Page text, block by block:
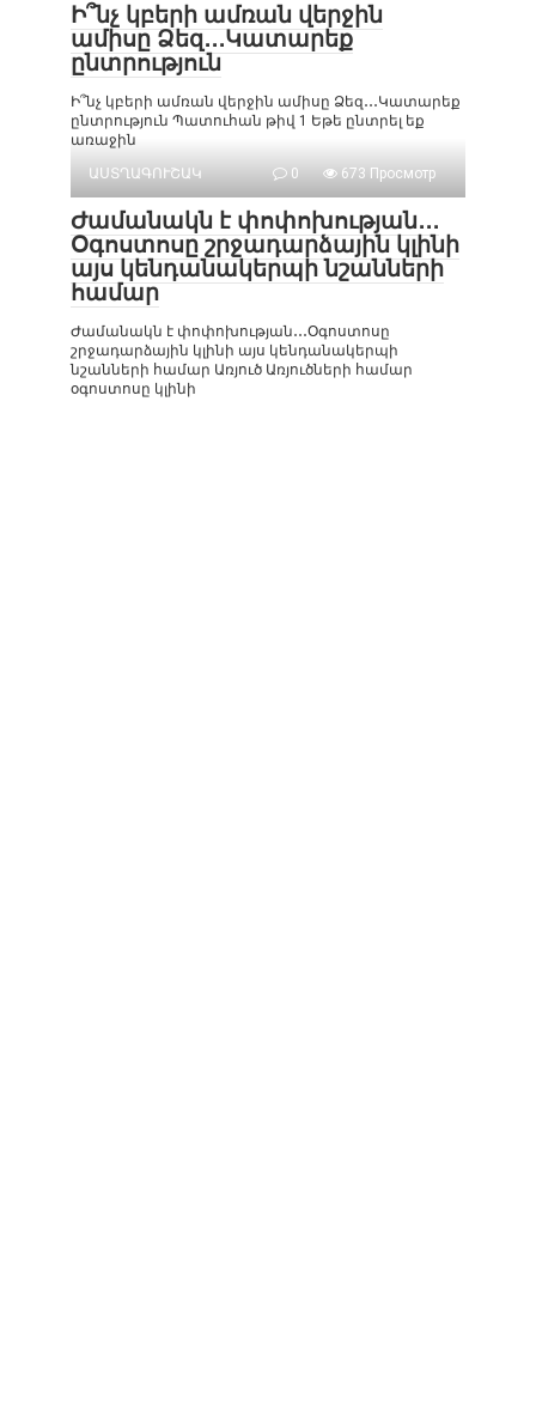
Ի՞նչ կբերի ամռան վերջին
ամիսը Ձեզ․․․Կատարեք
ընտրություն
Ի՞նչ կբերի ամռան վերջին ամիսը Ձեզ․․․Կատարեք
ընտրություն Պատուհան թիվ 1 Եթե ընտրել եք
առաջին
ԱՍՏՂԱԳՈՒՇԱԿ
0 673 Просмотр
Ժամանակն է փոփոխության․․․
Օգոստոսը շրջադարձային կլինի
այս կենդանակերպի նշանների
համար
Ժամանակն է փոփոխության․․․Օգոստոսը
շրջադարձային կլինի այս կենդանակերպի
նշանների համար Առյուծ Առյուծների համար
օգոստոսը կլինի